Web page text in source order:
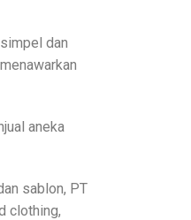
dan
aneka
sablon, PT
clothing,